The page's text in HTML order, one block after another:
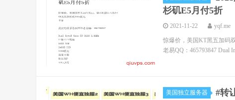
杉矶E5月付5折
2021-11-22 yqf.me
惊爆价，美国KT黑五加码
老易QQ：465793847 Dual
美国独立服务器
#转